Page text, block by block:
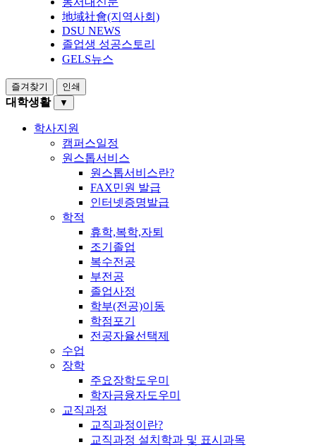
地域社會(지역사회)
DSU NEWS
졸업생 성공스토리
GELS뉴스
즐겨찾기 인쇄
대학생활 ▼
학사지원
캠퍼스일정
원스톱서비스
원스톱서비스란?
FAX민원 발급
인터넷증명발급
학적
휴학,복학,자퇴
조기졸업
복수전공
부전공
졸업사정
학부(전공)이동
학점포기
전공자율선택제
수업
장학
주요장학도우미
학자금융자도우미
교직과정
교직과정이란?
교직과정 설치학과 및 표시과목